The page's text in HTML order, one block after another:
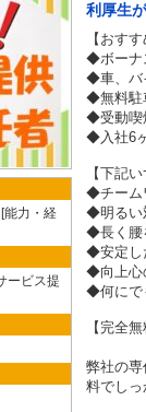
能力・経
ービス提
利厚生
【おす
◆ボーナ
◆車、バ
◆無料駐
◆受動喫
◆入社6
【下記
◆チーム
◆明るい
◆長く腰
◆安定し
◆向上心
◆何にで
【完全
弊社の
料でしっ